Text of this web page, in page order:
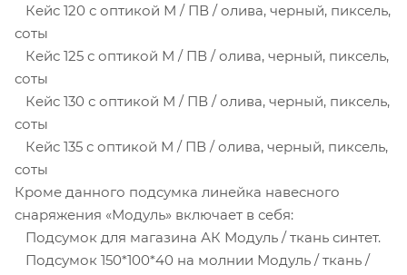
Кейс 120 с оптикой М / ПВ / олива, черный, пиксель,
соты
Кейс 125 с оптикой М / ПВ / олива, черный, пиксель,
соты
Кейс 130 с оптикой М / ПВ / олива, черный, пиксель,
соты
Кейс 135 с оптикой М / ПВ / олива, черный, пиксель,
соты
Кроме данного подсумка линейка навесного
снаряжения «Модуль» включает в себя:
Подсумок для магазина АК Модуль / ткань синтет.
Подсумок 150*100*40 на молнии Модуль / ткань /